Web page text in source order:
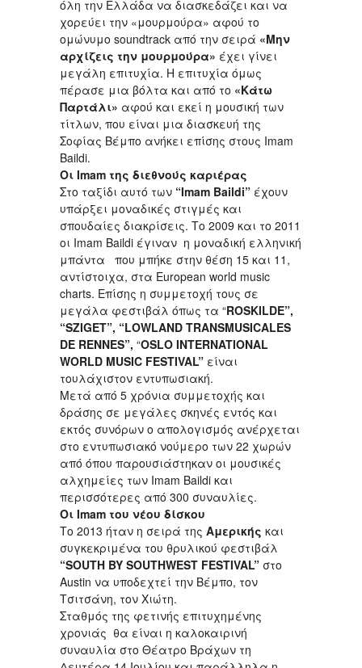
όλη την Ελλάδα να διασκεδάζει και να
χορεύει την «μουρμούρα» αφού το
ομώνυμο soundtrack από την σειρά «Μην
αρχίζεις την μουρμούρα» έχει γίνει
μεγάλη επιτυχία. Η επιτυχία όμως
πέρασε μια βόλτα και από το «Κάτω
Παρτάλι» αφού και εκεί η μουσική των
τίτλων, που είναι μια διασκευή της
Σοφίας Βέμπο ανήκει επίσης στους Imam
Baildi.
Οι Imam της διεθνούς καριέρας
Στο ταξίδι αυτό των “Imam Baildi” έχουν
υπάρξει μοναδικές στιγμές και
σπουδαίες διακρίσεις. Το 2009 και το 2011
οι Imam Baildi έγιναν η μοναδική ελληνική
μπάντα που μπήκε στην θέση 15 και 11,
αντίστοιχα, στα European world music
charts. Επίσης η συμμετοχή τους σε
μεγάλα φεστιβάλ όπως τα “ROSKILDE”,
“SZIGET”, “LOWLAND TRANSMUSICALES
DE RENNES”, “OSLO INTERNATIONAL
WORLD MUSIC FESTIVAL” είναι
τουλάχιστον εντυπωσιακή.
Μετά από 5 χρόνια συμμετοχής και
δράσης σε μεγάλες σκηνές εντός και
εκτός συνόρων ο απολογισμός ανέρχεται
στο εντυπωσιακό νούμερο των 22 χωρών
από όπου παρουσιάστηκαν οι μουσικές
αλχημείες των Imam Baildi και
περισσότερες από 300 συναυλίες.
Οι Imam του νέου δίσκου
Το 2013 ήταν η σειρά της Αμερικής και
συγκεκριμένα του θρυλικού φεστιβάλ
“SOUTH BY SOUTHWEST FESTIVAL” στο
Austin να υποδεχτεί την Βέμπο, τον
Τσιτσάνη, τον Χιώτη.
Σταθμός της φετινής επιτυχημένης
χρονιάς θα είναι η καλοκαιρινή
συναυλία στο Θέατρο Βράχων τη